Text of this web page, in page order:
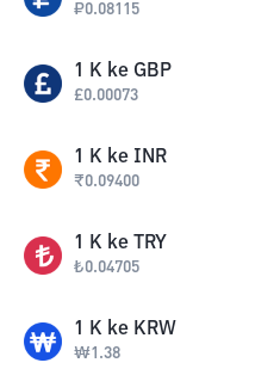
₽0.08115
1 K ke GBP
£0.00073
1 K ke INR
₹0.09400
1 K ke TRY
₺0.04705
1 K ke KRW
₩1.38